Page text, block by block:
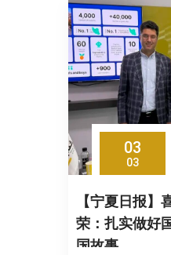
03
03
【宁夏日报】
荣：扎实做好
国故事